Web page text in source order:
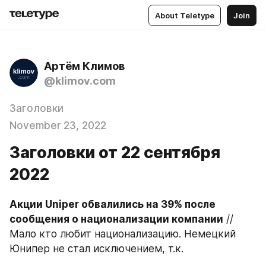
About Teletype Join
Артём Климов
@klimov.com
Заголовки
November 23, 2022
Заголовки от 22 сентября
2022
Акции Uniper обвалились на 39% после
сообщения о национализации компании //
Мало кто любит национализацию. Немецкий
Юнипер не стал исключением, т.к.